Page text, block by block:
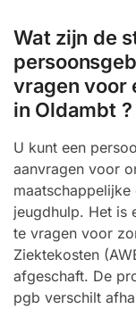
Wat zijn de
vragen voor
in Oldambt ?
U kunt een
aanvragen voor
jeugdhulp. Het is
te vragen voor
Ziektekosten
afgeschaft. De
pgb verschilt